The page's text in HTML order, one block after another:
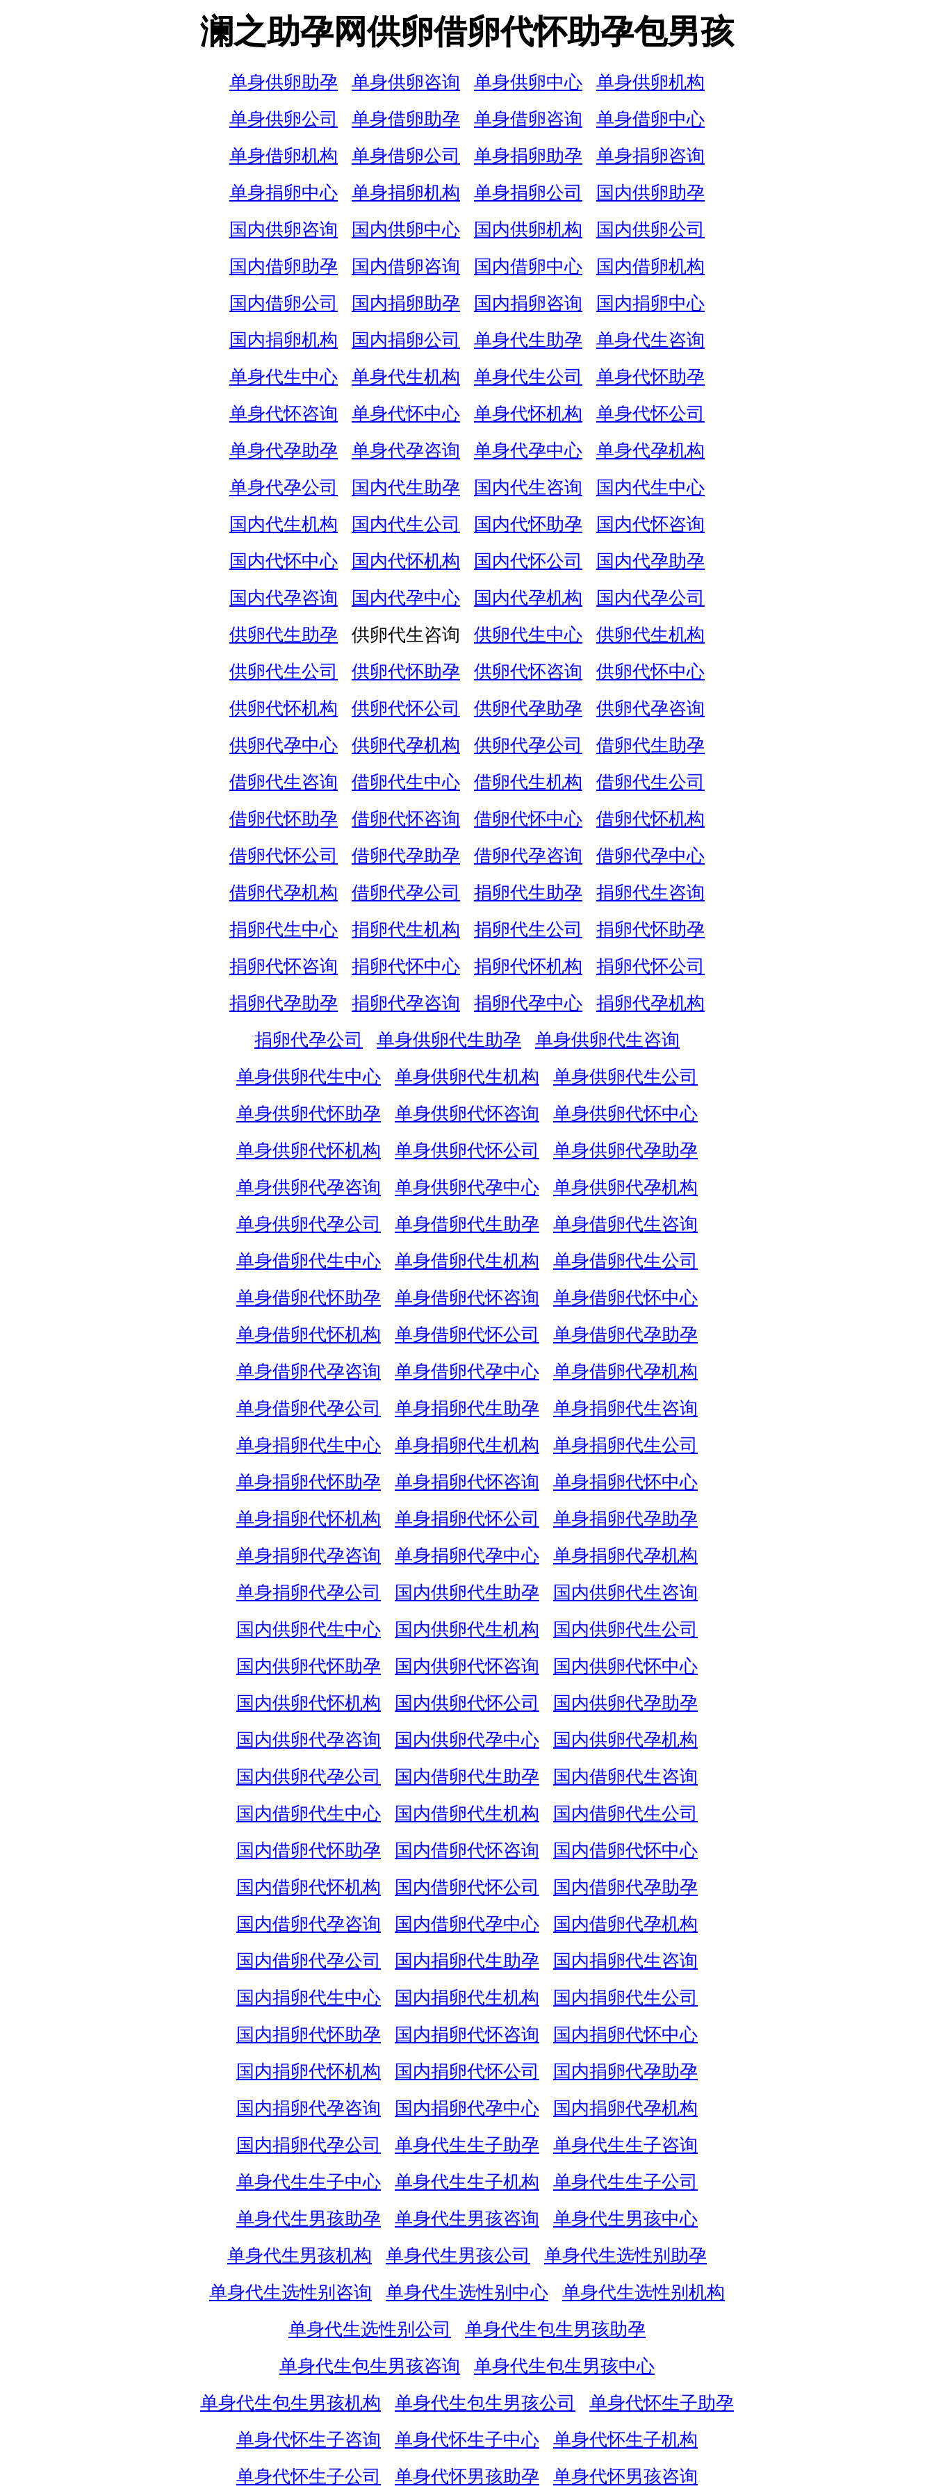
澜之助孕网供卵借卵代怀助孕包男孩
单身供卵助孕 单身供卵咨询 单身供卵中心
单身供卵机构
单身供卵公司
单身借卵助孕 单身借卵咨询
单身借卵中心
单身借卵机构
单身借卵公司 单身捐卵助孕
单身捐卵咨询
单身捐卵中心
单身捐卵机构 单身捐卵公司
国内供卵助孕
国内供卵咨询
国内供卵中心 国内供卵机构
国内供卵公司
国内借卵助孕
国内借卵咨询 国内借卵中心
国内借卵机构
国内借卵公司
国内捐卵助孕 国内捐卵咨询
国内捐卵中心
国内捐卵机构
国内捐卵公司 单身代生助孕
单身代生咨询
单身代生中心
单身代生机构 单身代生公司
单身代怀助孕
单身代怀咨询
单身代怀中心 单身代怀机构
单身代怀公司
单身代孕助孕
单身代孕咨询 单身代孕中心
单身代孕机构
单身代孕公司
国内代生助孕 国内代生咨询
国内代生中心
国内代生机构
国内代生公司 国内代怀助孕
国内代怀咨询
国内代怀中心
国内代怀机构 国内代怀公司
国内代孕助孕
国内代孕咨询
国内代孕中心 国内代孕机构
国内代孕公司
供卵代生助孕
供卵代生咨询 供卵代生中心
供卵代生机构
供卵代生公司
供卵代怀助孕 供卵代怀咨询
供卵代怀中心
供卵代怀机构
供卵代怀公司 供卵代孕助孕
供卵代孕咨询
供卵代孕中心
供卵代孕机构 供卵代孕公司
借卵代生助孕
借卵代生咨询
借卵代生中心 借卵代生机构
借卵代生公司
借卵代怀助孕
借卵代怀咨询 借卵代怀中心
借卵代怀机构
借卵代怀公司
借卵代孕助孕 借卵代孕咨询
借卵代孕中心
借卵代孕机构
借卵代孕公司 捐卵代生助孕
捐卵代生咨询
捐卵代生中心
捐卵代生机构 捐卵代生公司
捐卵代怀助孕
捐卵代怀咨询
捐卵代怀中心 捐卵代怀机构
捐卵代怀公司
捐卵代孕助孕
捐卵代孕咨询 捐卵代孕中心
捐卵代孕机构
捐卵代孕公司
单身供卵代生助孕
单身供卵代生咨询
单身供卵代生中心
单身供卵代生机构
单身供卵代生公司
单身供卵代怀助孕
单身供卵代怀咨询
单身供卵代怀中心
单身供卵代怀机构
单身供卵代怀公司
单身供卵代孕助孕
单身供卵代孕咨询
单身供卵代孕中心
单身供卵代孕机构
单身供卵代孕公司
单身借卵代生助孕
单身借卵代生咨询
单身借卵代生中心
单身借卵代生机构
单身借卵代生公司
单身借卵代怀助孕
单身借卵代怀咨询
单身借卵代怀中心
单身借卵代怀机构
单身借卵代怀公司
单身借卵代孕助孕
单身借卵代孕咨询
单身借卵代孕中心
单身借卵代孕机构
单身借卵代孕公司
单身捐卵代生助孕
单身捐卵代生咨询
单身捐卵代生中心
单身捐卵代生机构
单身捐卵代生公司
单身捐卵代怀助孕
单身捐卵代怀咨询
单身捐卵代怀中心
单身捐卵代怀机构
单身捐卵代怀公司
单身捐卵代孕助孕
单身捐卵代孕咨询
单身捐卵代孕中心
单身捐卵代孕机构
单身捐卵代孕公司
国内供卵代生助孕
国内供卵代生咨询
国内供卵代生中心
国内供卵代生机构
国内供卵代生公司
国内供卵代怀助孕
国内供卵代怀咨询
国内供卵代怀中心
国内供卵代怀机构
国内供卵代怀公司
国内供卵代孕助孕
国内供卵代孕咨询
国内供卵代孕中心
国内供卵代孕机构
国内供卵代孕公司
国内借卵代生助孕
国内借卵代生咨询
国内借卵代生中心
国内借卵代生机构
国内借卵代生公司
国内借卵代怀助孕
国内借卵代怀咨询
国内借卵代怀中心
国内借卵代怀机构
国内借卵代怀公司
国内借卵代孕助孕
国内借卵代孕咨询
国内借卵代孕中心
国内借卵代孕机构
国内借卵代孕公司
国内捐卵代生助孕
国内捐卵代生咨询
国内捐卵代生中心
国内捐卵代生机构
国内捐卵代生公司
国内捐卵代怀助孕
国内捐卵代怀咨询
国内捐卵代怀中心
国内捐卵代怀机构
国内捐卵代怀公司
国内捐卵代孕助孕
国内捐卵代孕咨询
国内捐卵代孕中心
国内捐卵代孕机构
国内捐卵代孕公司
单身代生生子助孕
单身代生生子咨询
单身代生生子中心
单身代生生子机构
单身代生生子公司
单身代生男孩助孕
单身代生男孩咨询
单身代生男孩中心
单身代生男孩机构
单身代生男孩公司
单身代生选性别助孕
单身代生选性别咨询
单身代生选性别中心
单身代生选性别机构
单身代生选性别公司
单身代生包生男孩助孕
单身代生包生男孩咨询
单身代生包生男孩中心
单身代生包生男孩机构
单身代生包生男孩公司
单身代怀生子助孕
单身代怀生子咨询
单身代怀生子中心
单身代怀生子机构
单身代怀生子公司
单身代怀男孩助孕 单身代怀男孩咨询